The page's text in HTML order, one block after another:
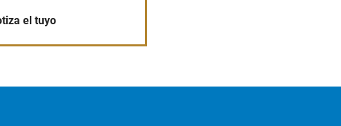
el tuyo